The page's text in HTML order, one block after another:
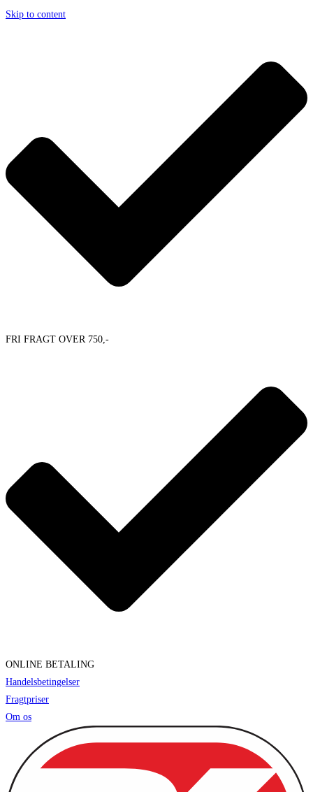
Skip to content
FRI FRAGT OVER 750,-
ONLINE BETALING
Handelsbetingelser
Fragtpriser
Om os